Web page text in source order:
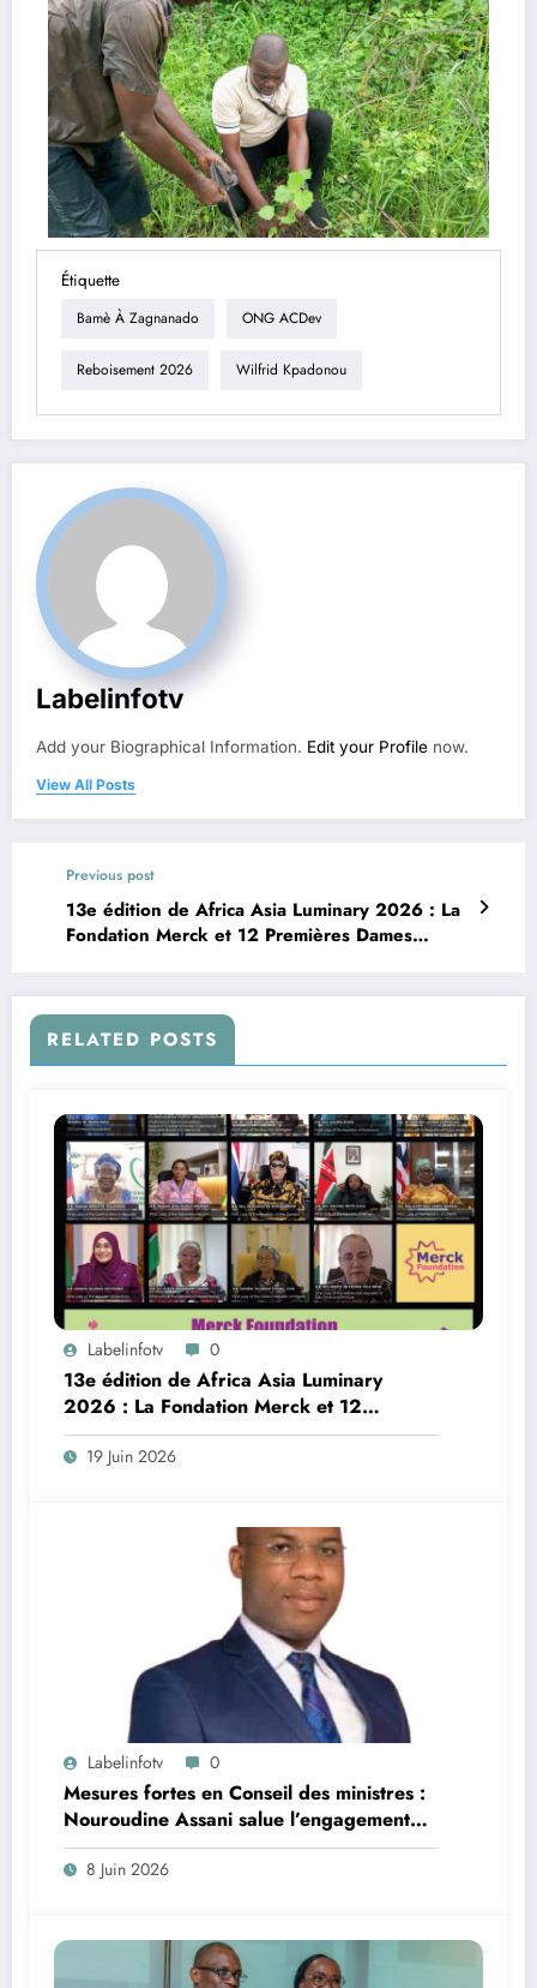
Étiquette
Bamè À Zagnanado ONG ACDev
Reboisement 2026 Wilfrid Kpadonou
Labelinfotv
Add your Biographical Information. Edit your Profile now.
View All Posts
Previous post
13e édition de Africa Asia Luminary 2026 : La
Fondation Merck et 12 Premières Dames
RELATED POSTS
Labelinfotv 0
13e édition de Africa Asia Luminary
2026 : La Fondation Merck et 12
Premières Dames exposent les avancées
en matière de santé et de développement
19 Juin 2026
Labelinfotv 0
Mesures fortes en Conseil des ministres :
Nouroudine Assani salue l’engagement
social du gouvernement
8 Juin 2026